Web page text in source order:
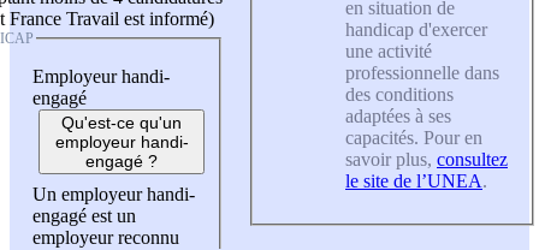
France Travail est informé)
Employeur handi-
engagé
Qu'est-ce qu'un
employeur handi-
engagé ?
Un employeur handi-
engagé est un
employeur reconnu
en situation de
handicap d'exercer
une activité
professionnelle dans
des conditions
adaptées à ses
capacités. Pour en
savoir plus, consultez
le site de l’UNEA.